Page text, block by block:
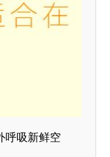
呼吸新鲜空